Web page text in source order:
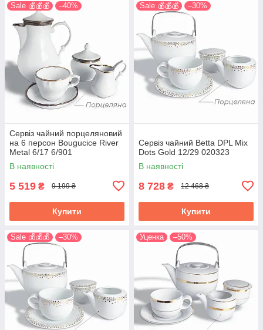
Sale 💰💰💰 –40%
Сервіз чайний порцеляновий
на 6 персон Bougucice River
Metal 6/17 6/901
В наявності
5 519 ₴ 9 199 ₴
Купити
Sale 💰💰💰 –30%
Сервіз чайний Betta DPL Mix
Dots Gold 12/29 020323
В наявності
8 728 ₴ 12 468 ₴
Купити
Sale 💰💰💰 –30% Уценка –50%